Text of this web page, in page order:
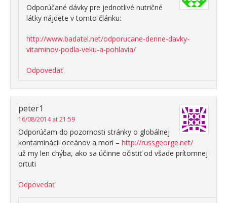
Odporúčané dávky pre jednotlivé nutričné
látky nájdete v tomto článku:
http://www.badatel.net/odporucane-denne-davky-
vitaminov-podla-veku-a-pohlavia/
Odpovedať
peter1
16/08/2014 at 21:59
Odporúčam do pozornosti stránky o globálnej
kontaminácii oceánov a morí – http://russgeorge.net/
už my len chýba, ako sa účinne očistiť od všade prítomnej
ortuti
Odpovedať